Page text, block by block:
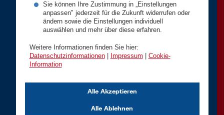
Sie können Ihre Zustimmung in „Einstellungen
anpassen" jederzeit für die Zukunft widerrufen oder
ändern sowie die Einstellungen individuell
auswählen und mehr über diese erfahren.
Weitere Informationen finden Sie hier:
Datenschutzinformationen| Impressum
Cookie-
Information
Alle Ablehnen
Alle Akzeptieren